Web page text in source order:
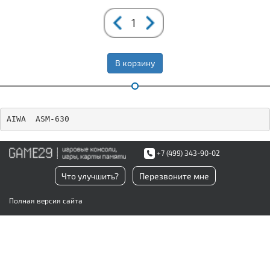
В корзину
AIWA  ASM-630
+7 (499) 343-90-02
Что улучшить? Перезвоните мне
Полная версия сайта